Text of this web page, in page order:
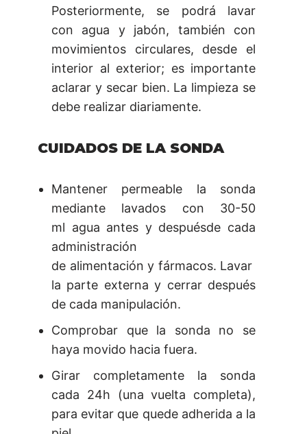
Posteriormente, se podrá lavar
con agua y jabón, también con
movimientos circulares, desde el
interior al exterior; es importante
aclarar y secar bien. La limpieza se
debe realizar diariamente.
CUIDADOS DE LA SONDA
Mantener permeable la sonda
mediante lavados con 30-50
ml agua antes y despuésde cada
administración
de alimentación y fármacos. Lavar
la parte externa y cerrar después
de cada manipulación.
Comprobar que la sonda no se
haya movido hacia fuera.
Girar completamente la sonda
cada 24h (una vuelta completa),
para evitar que quede adherida a la